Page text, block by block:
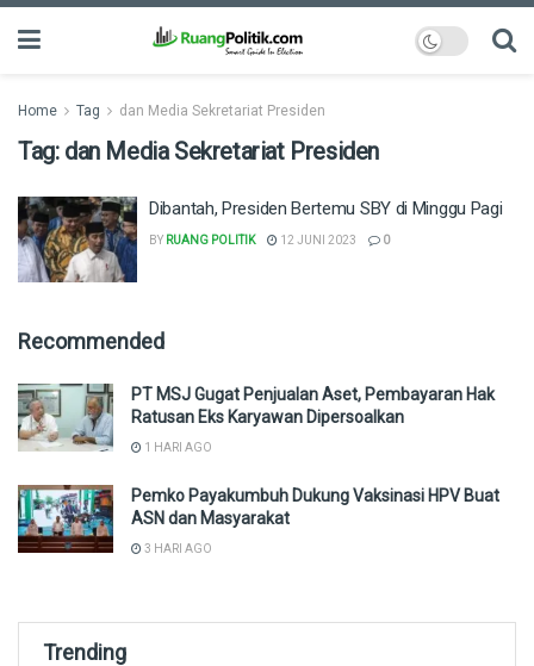
Home Tag dan Media Sekretariat Presiden
Tag: dan Media Sekretariat Presiden
Dibantah, Presiden Bertemu SBY di Minggu Pagi
BY RUANG POLITIK 12 JUNI 2023 0
Recommended
PT MSJ Gugat Penjualan Aset, Pembayaran Hak
Ratusan Eks Karyawan Dipersoalkan
1 HARI AGO
Pemko Payakumbuh Dukung Vaksinasi HPV Buat
ASN dan Masyarakat
3 HARI AGO
Trending